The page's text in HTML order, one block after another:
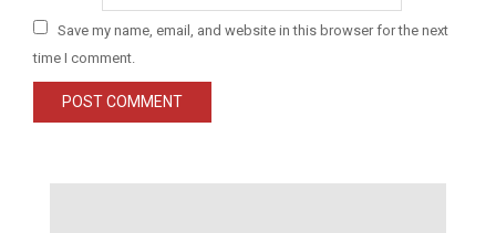
Save my name, email, and website in this browser for the next
time I comment.